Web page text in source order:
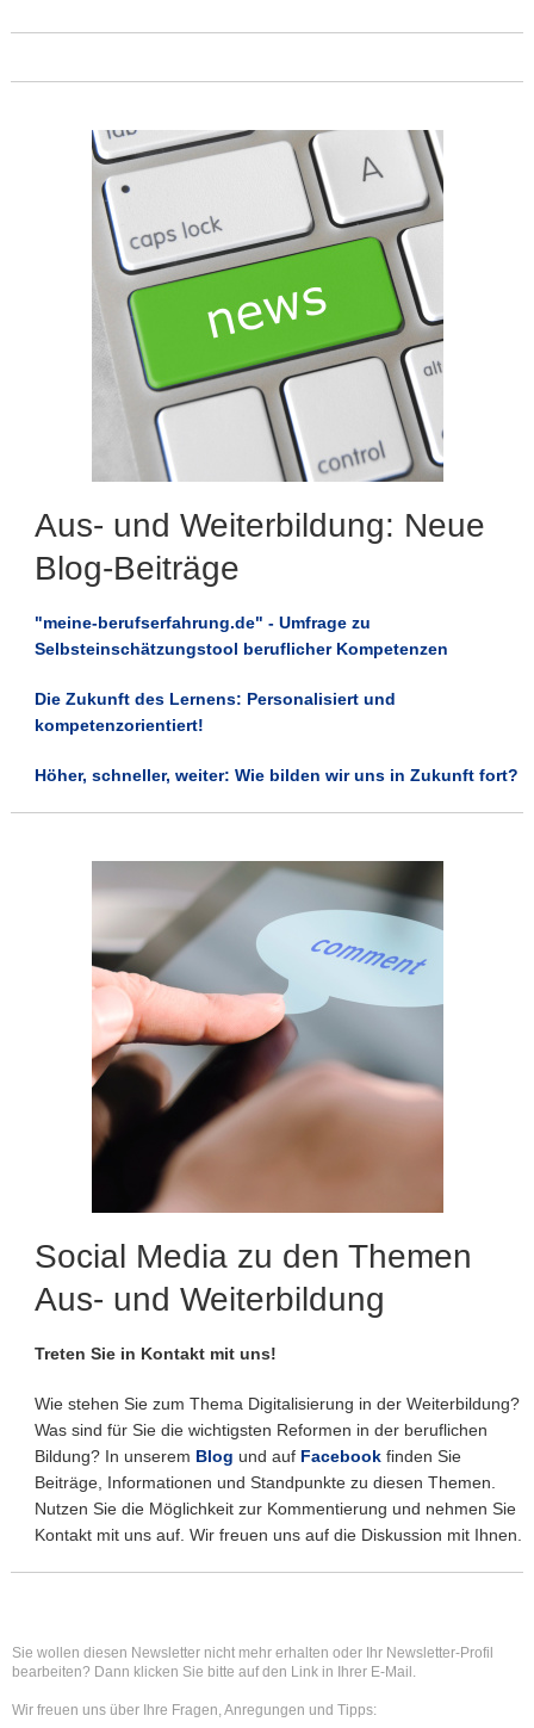
Aus- und Weiterbildung: Neue
Blog-Beiträge
"meine-berufserfahrung.de" - Umfrage zu
Selbsteinschätzungstool beruflicher Kompetenzen
Die Zukunft des Lernens: Personalisiert und
kompetenzorientiert!
Höher, schneller, weiter: Wie bilden wir uns in Zukunft fort?
Social Media zu den Themen
Aus- und Weiterbildung
Treten Sie in Kontakt mit uns!
Wie stehen Sie zum Thema Digitalisierung in der Weiterbildung?
Was sind für Sie die wichtigsten Reformen in der beruflichen
Bildung? In unserem Blog und auf Facebook finden Sie
Beiträge, Informationen und Standpunkte zu diesen Themen.
Nutzen Sie die Möglichkeit zur Kommentierung und nehmen Sie
Kontakt mit uns auf. Wir freuen uns auf die Diskussion mit Ihnen.
Sie wollen diesen Newsletter nicht mehr erhalten oder Ihr Newsletter-Profil
bearbeiten? Dann klicken Sie bitte auf den Link in Ihrer E-Mail.
Wir freuen uns über Ihre Fragen, Anregungen und Tipps: